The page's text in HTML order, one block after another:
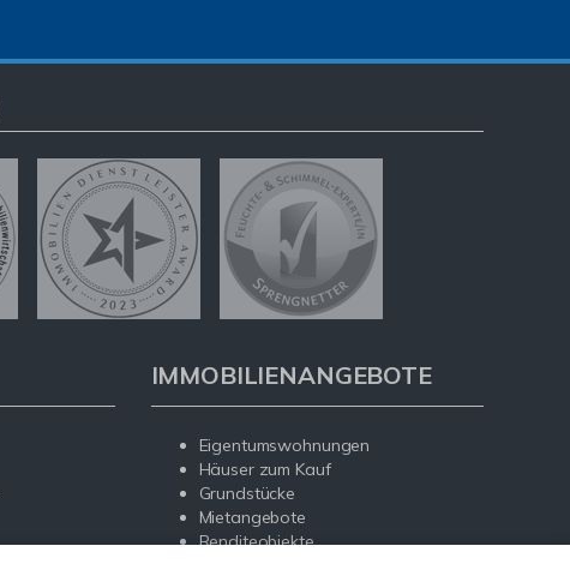
IMMOBILIENANGEBOTE
Eigentumswohnungen
Häuser zum Kauf
Grundstücke
Mietangebote
Renditeobjekte